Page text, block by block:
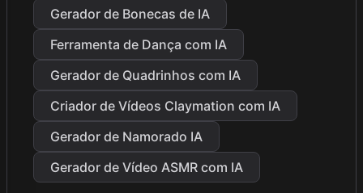
Gerador de Bonecas de IA
Ferramenta de Dança com IA
Gerador de Quadrinhos com IA
Criador de Vídeos Claymation com IA
Gerador de Namorado IA
Gerador de Vídeo ASMR com IA